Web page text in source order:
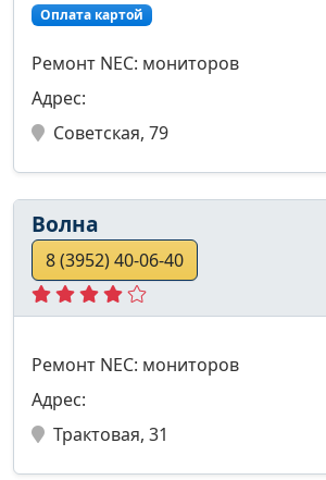
Оплата картой
Ремонт NEC: мониторов
Адрес:
Советская, 79
Волна
8 (3952) 40-06-40
Ремонт NEC: мониторов
Адрес:
Трактовая, 31